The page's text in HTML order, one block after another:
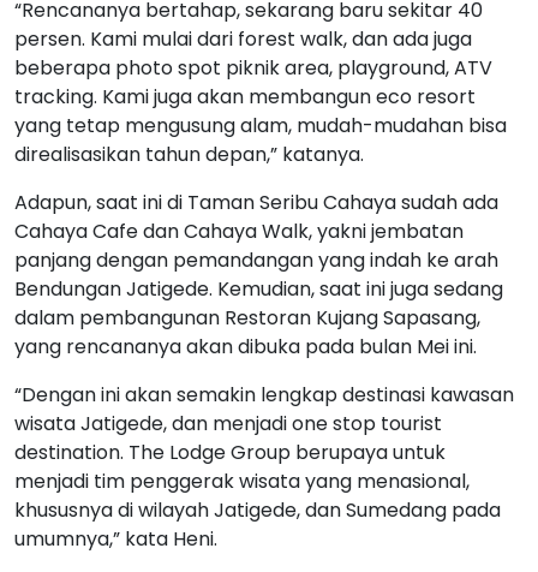
“Rencananya bertahap, sekarang baru sekitar 40
persen. Kami mulai dari forest walk, dan ada juga
beberapa photo spot piknik area, playground, ATV
tracking. Kami juga akan membangun eco resort
yang tetap mengusung alam, mudah-mudahan bisa
direalisasikan tahun depan,” katanya.
Adapun, saat ini di Taman Seribu Cahaya sudah ada
Cahaya Cafe dan Cahaya Walk, yakni jembatan
panjang dengan pemandangan yang indah ke arah
Bendungan Jatigede. Kemudian, saat ini juga sedang
dalam pembangunan Restoran Kujang Sapasang,
yang rencananya akan dibuka pada bulan Mei ini.
“Dengan ini akan semakin lengkap destinasi kawasan
wisata Jatigede, dan menjadi one stop tourist
destination. The Lodge Group berupaya untuk
menjadi tim penggerak wisata yang menasional,
khususnya di wilayah Jatigede, dan Sumedang pada
umumnya,” kata Heni.